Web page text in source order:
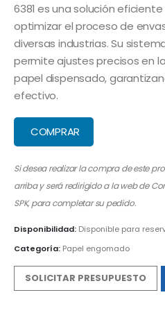
6381 es una solución
optimizar el proceso de
diversas industrias. Su
permite ajustes precisos en
papel dispensado,
efectivo.
COMPRAR
Si desea realizar la compra de este
arriba y será redirigido a la web de
SPK, para completar su pedido.
Disponibilidad: Disponible para
Categoría: Papel engomado
SOLICITAR PRESUPUESTO